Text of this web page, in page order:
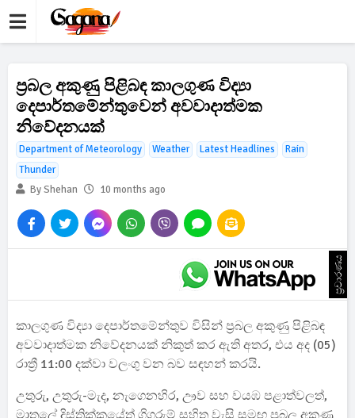
ප්‍රබල අකුණු පිළිබඳ කාලගුණ විද්‍යා
දෙපාර්තමේන්තුවෙන් අවවාදාත්මක
නිවේදනයක්
Department of Meteorology Weather Latest Headlines
Rain
Thunder
By Shehan
10 months ago
ප්‍රචාරණය
කාලගුණ විද්‍යා දෙපාර්තමේන්තුව විසින් ප්‍රබල අකුණු පිළිබඳ
අවවාදාත්මක නිවේදනයක් නිකුත් කර ඇති අතර, එය අද (05)
රාත්‍රී 11:00 දක්වා වලංගු වන බව සඳහන් කරයි.
උතුරු, උතුරු-මැද, නැගෙනහිර, ඌව සහ වයඹ පළාත්වලත්,
මාතලේ දිස්ත්‍රික්කයේත් ගිගුරුම් සහිත වැසි සමඟ ප්‍රබල අකුණු